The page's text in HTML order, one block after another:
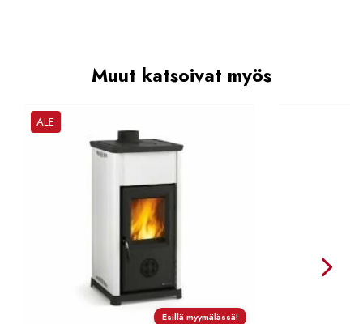
Muut katsoivat myös
Esillä myymälässä!
ALE